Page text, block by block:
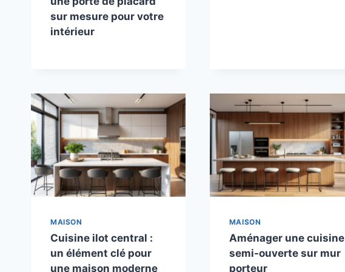
sur mesure pour votre
intérieur
MAISON
Cuisine ilot central :
un élément clé pour
une maison moderne
MAISON
Aménager une cuisine
semi-ouverte sur mur
porteur